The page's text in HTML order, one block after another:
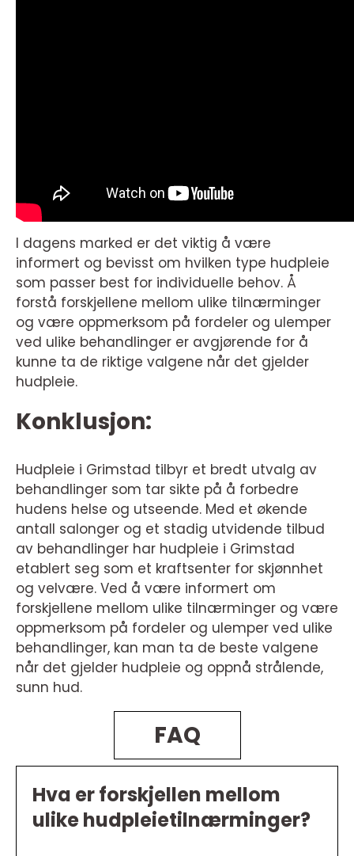
I dagens marked er det viktig å være
informert og bevisst om hvilken type hudpleie
som passer best for individuelle behov. Å
forstå forskjellene mellom ulike tilnærminger
og være oppmerksom på fordeler og ulemper
ved ulike behandlinger er avgjørende for å
kunne ta de riktige valgene når det gjelder
hudpleie.
Konklusjon:
Hudpleie i Grimstad tilbyr et bredt utvalg av
behandlinger som tar sikte på å forbedre
hudens helse og utseende. Med et økende
antall salonger og et stadig utvidende tilbud
av behandlinger har hudpleie i Grimstad
etablert seg som et kraftsenter for skjønnhet
og velvære. Ved å være informert om
forskjellene mellom ulike tilnærminger og være
oppmerksom på fordeler og ulemper ved ulike
behandlinger, kan man ta de beste valgene
når det gjelder hudpleie og oppnå strålende,
sunn hud.
FAQ
Hva er forskjellen mellom
ulike hudpleietilnærminger?